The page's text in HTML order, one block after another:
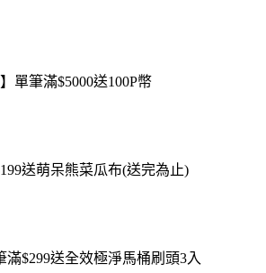
單筆滿$5000送100P幣
送萌呆熊菜瓜布(送完為止)
滿$299送全效極淨馬桶刷頭3入